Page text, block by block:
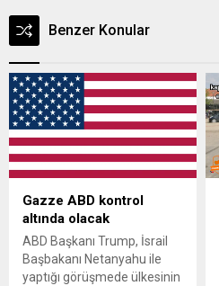
Benzer Konular
Gazze ABD kontrol
altında olacak
ABD Başkanı Trump, İsrail
Başbakanı Netanyahu ile
yaptığı görüşmede ülkesinin